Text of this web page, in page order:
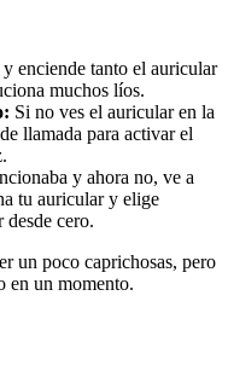
enciende tanto el auricular
muchos líos.
Si no ves el auricular en la
llamada para activar el
y ahora no, ve a
tu auricular y elige
cero.
un poco caprichosas, pero
en un momento.